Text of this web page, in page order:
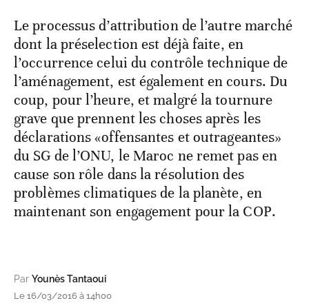
Le processus d’attribution de l’autre marché
dont la préselection est déjà faite, en
l’occurrence celui du contrôle technique de
l’aménagement, est également en cours. Du
coup, pour l’heure, et malgré la tournure
grave que prennent les choses après les
déclarations «offensantes et outrageantes»
du SG de l’ONU, le Maroc ne remet pas en
cause son rôle dans la résolution des
problèmes climatiques de la planète, en
maintenant son engagement pour la COP.
Par Younès Tantaoui
Le 16/03/2016 à 14h00